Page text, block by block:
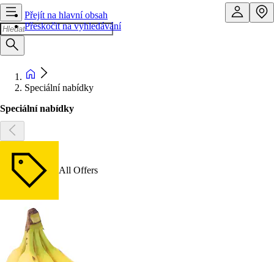
Přejít na hlavní obsah
Přeskočit na vyhledávání
Speciální nabídky
Speciální nabídky
All Offers